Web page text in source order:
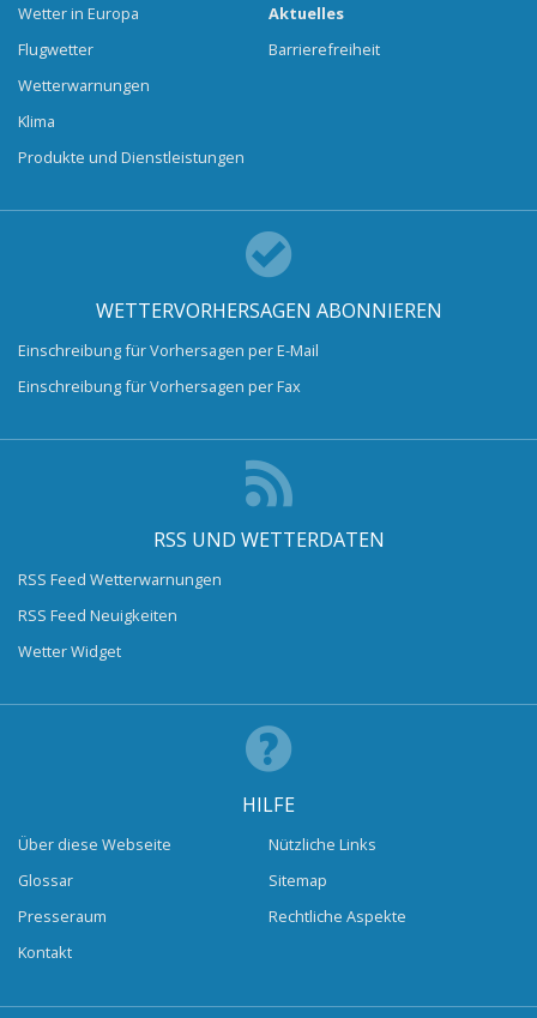
Wetter in Europa
Flugwetter
Wetterwarnungen
Klima
Produkte und Dienstleistungen
Aktuelles
Barrierefreiheit
WETTERVORHERSAGEN ABONNIEREN
Einschreibung für Vorhersagen per E-Mail
Einschreibung für Vorhersagen per Fax
RSS UND WETTERDATEN
RSS Feed Wetterwarnungen
RSS Feed Neuigkeiten
Wetter Widget
HILFE
Über diese Webseite
Glossar
Presseraum
Kontakt
Nützliche Links
Sitemap
Rechtliche Aspekte